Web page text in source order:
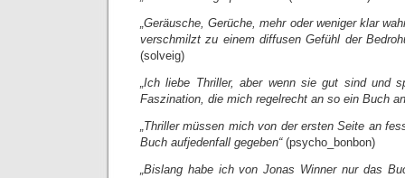
„Geräusche, Gerüche, mehr oder weniger klar
verschmilzt zu einem diffusen Gefühl der
(solveig)
„Ich liebe Thriller, aber wenn sie gut sind und
Faszination, die mich regelrecht an so ein Buch
„Thriller müssen mich von der ersten Seite an
Buch aufjedenfall gegeben“(psycho_bonbon)
„Bislang habe ich von Jonas Winner nur das